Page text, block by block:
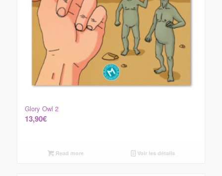
Glory Owl 2
13,90€
Read more Voir les détails